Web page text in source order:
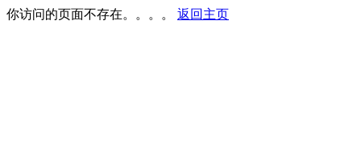
你访问的页面不存在。。。。 返回主页